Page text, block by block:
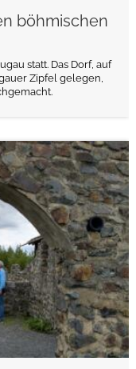
böhmischen
statt. Das Dorf, auf
Zipfel gelegen,